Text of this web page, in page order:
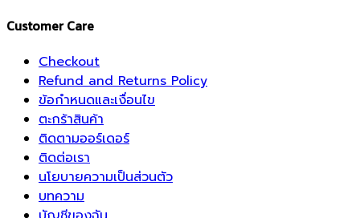
Customer Care
Checkout
Refund and Returns Policy
ข้อกำหนดและเงื่อนไข
ตะกร้าสินค้า
ติดตามออร์เดอร์
ติดต่อเรา
นโยบายความเป็นส่วนตัว
บทความ